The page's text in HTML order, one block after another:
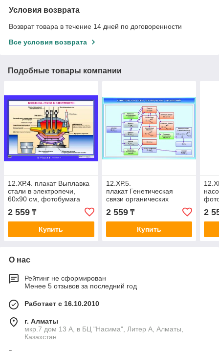
Условия возврата
Возврат товара в течение 14 дней по договоренности
Все условия возврата
Подобные товары компании
12.ХР.4. плакат Выплавка
стали в электропечи,
60х90 см, фотобумага
2 559 ₸
Купить
12.ХР.5.
плакат Генетическая
связи органических
соединений, 60х90 см,
фотобумага
2 559₸
Купить
2
О нас
Рейтинг не сформирован
Менее 5 отзывов за последний год
Работает с 16.10.2010
г. Алматы
мкр.7 дом 13 А, в БЦ "Насима", Литер А, Алматы,
Казахстан